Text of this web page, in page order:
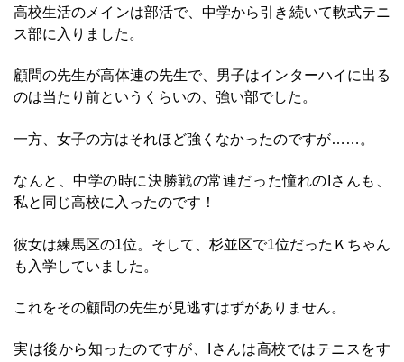
高校生活のメインは部活で、中学から引き続いて軟式テニ
ス部に入りました。
顧問の先生が高体連の先生で、男子はインターハイに出る
のは当たり前というくらいの、強い部でした。
一方、女子の方はそれほど強くなかったのですが……。
なんと、中学の時に決勝戦の常連だった憧れのIさんも、
私と同じ高校に入ったのです！
彼女は練馬区の1位。そして、杉並区で1位だったＫちゃん
も入学していました。
これをその顧問の先生が見逃すはずがありません。
実は後から知ったのですが、Iさんは高校ではテニスをす